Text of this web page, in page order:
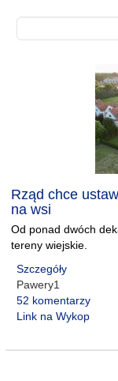
Rząd chce
na wsi
Od ponad dwóch
tereny wiejskie.
Szczegóły
Pawery1
52 komentarzy
Link na Wykop